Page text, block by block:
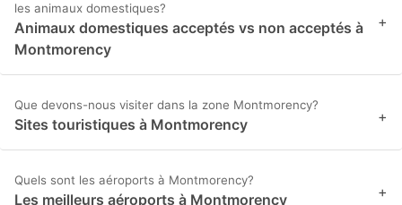
les animaux domestiques?
Animaux domestiques acceptés vs non acceptés à
Montmorency
+
Que devons-nous visiter dans la zone Montmorency?
Sites touristiques à Montmorency +
Quels sont les aéroports à Montmorency?
Les meilleurs aéroports à Montmorency +